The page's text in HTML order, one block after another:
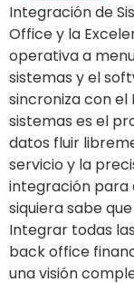
Integración de
Office y la
operativa a
sistemas y el
sincroniza con el
sistemas es el
datos fluir
servicio y la
integración para
siquiera sabe
Integrar todas
back office
una visión